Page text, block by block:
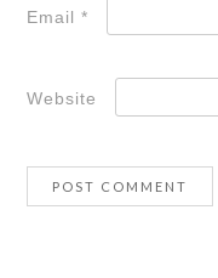
Email *
Website